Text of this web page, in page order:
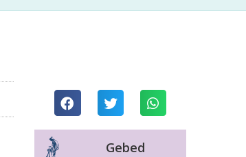
Gebed